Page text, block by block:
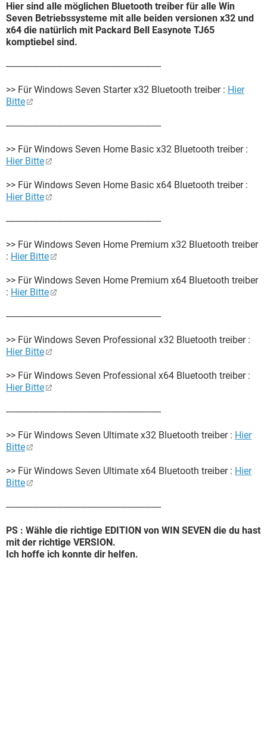
Hier sind alle möglichen Bluetooth treiber für alle Win
Seven Betriebssysteme mit alle beiden versionen x32 und
x64 die natürlich mit Packard Bell Easynote TJ65
komptiebel sind.
-----------------------------------------------------------------
>> Für Windows Seven Starter x32 Bluetooth treiber : Hier
Bitte
-----------------------------------------------------------------
>> Für Windows Seven Home Basic x32 Bluetooth treiber :
Hier Bitte
>> Für Windows Seven Home Basic x64 Bluetooth treiber :
Hier Bitte
-----------------------------------------------------------------
>> Für Windows Seven Home Premium x32 Bluetooth treiber
: Hier Bitte
>> Für Windows Seven Home Premium x64 Bluetooth treiber
: Hier Bitte
-----------------------------------------------------------------
>> Für Windows Seven Professional x32 Bluetooth treiber :
Hier Bitte
>> Für Windows Seven Professional x64 Bluetooth treiber :
Hier Bitte
-----------------------------------------------------------------
>> Für Windows Seven Ultimate x32 Bluetooth treiber : Hier
Bitte
>> Für Windows Seven Ultimate x64 Bluetooth treiber : Hier
Bitte
-----------------------------------------------------------------
PS : Wähle die richtige EDITION von WIN SEVEN die du hast
mit der richtige VERSION.
Ich hoffe ich konnte dir helfen.